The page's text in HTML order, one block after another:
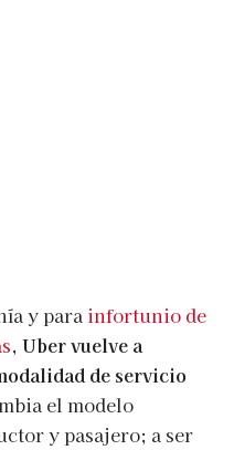
y para infortunio de
, Uber vuelve a
de servicio
el modelo
y pasajero; a ser